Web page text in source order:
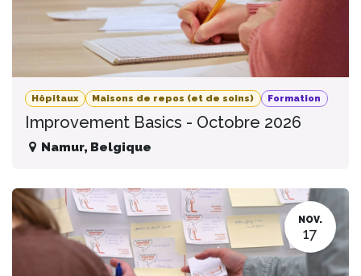
Hôpitaux Maisons de repos (et de soins) Formation
Improvement Basics - Octobre 2026
Namur, Belgique
NOV.
17